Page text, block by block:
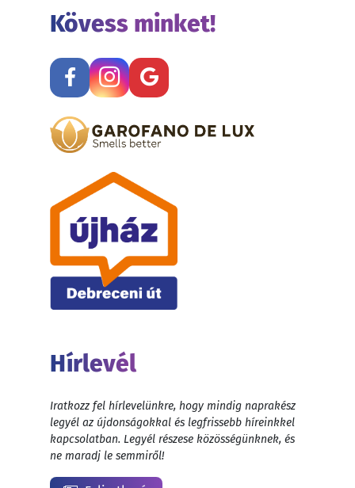
Kövess minket!
Hírlevél
Iratkozz fel hírlevelünkre, hogy mindig naprakész
legyél az újdonságokkal és legfrissebb híreinkkel
kapcsolatban. Legyél részese közösségünknek, és
ne maradj le semmiről!